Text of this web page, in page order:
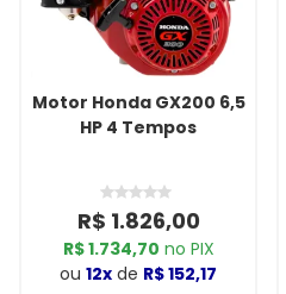
Motor Honda GX200 6,5
HP 4 Tempos
R$ 1.826,00
R$ 1.734,70 no PIX
ou 12x de R$ 152,17